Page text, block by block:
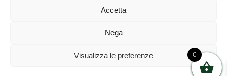
Accetta
Nega
Visualizza le preferenze
Int. versato | Repertorio Economico Amministrativo C.C.I.A.A. di
Privacy policy
0